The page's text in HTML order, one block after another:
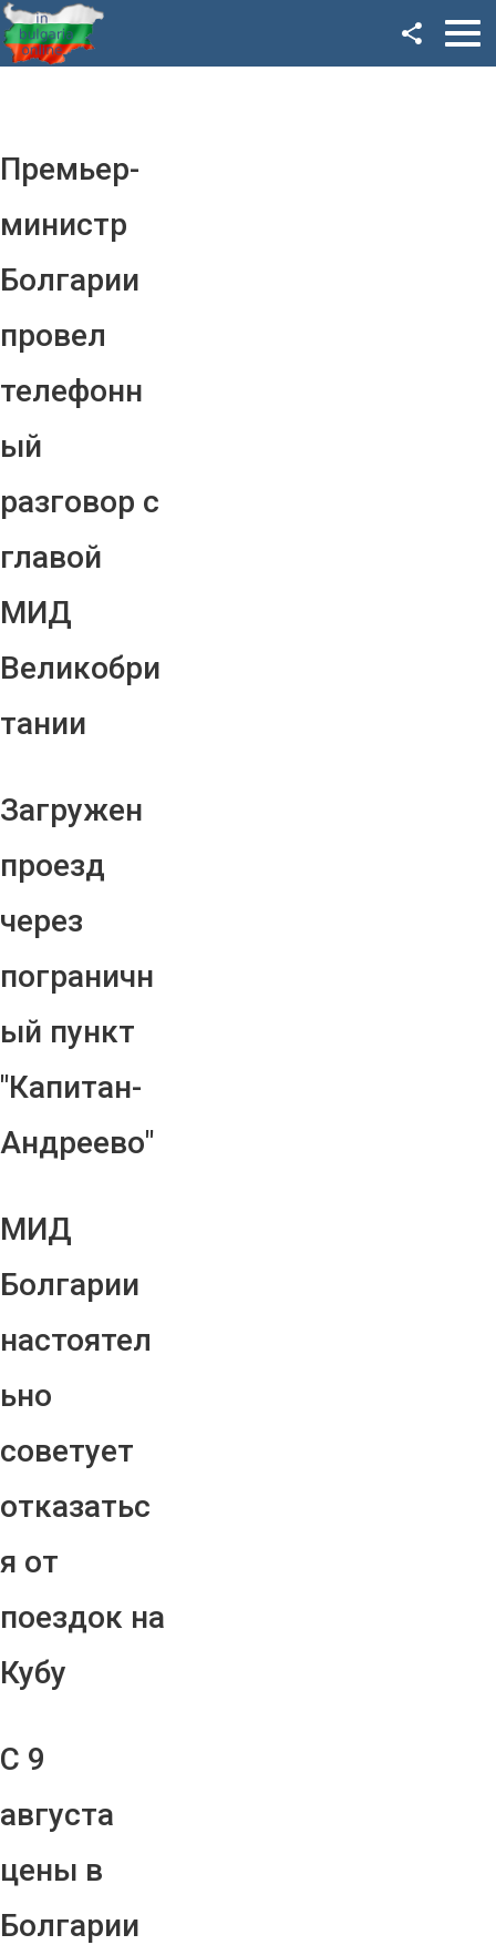
Премьер-
министр
Болгарии
провел
телефонн
ый
разговор с
главой
МИД
Великобри
тании
Загружен
проезд
через
пограничн
ый пункт
"Капитан-
Андреево"
МИД
Болгарии
настоятел
ьно
советует
отказатьс
я от
поездок на
Кубу
С 9
августа
цены в
Болгарии